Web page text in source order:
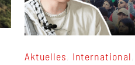
Aktuelles International